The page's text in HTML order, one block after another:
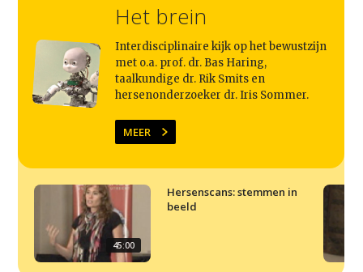
Contact
Het brein
Interdisciplinaire kijk op het bewustzijn
met o.a. prof. dr. Bas Haring,
taalkundige dr. Rik Smits en
hersenonderzoeker dr. Iris Sommer.
MEER
45:00
Hersenscans: stemmen in
beeld